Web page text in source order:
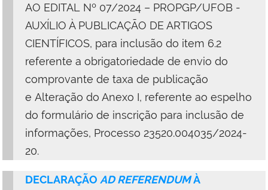
AO EDITAL Nº 07/2024 – PROPGP/UFOB -
AUXÍLIO À PUBLICAÇÃO DE ARTIGOS
CIENTÍFICOS, para inclusão do item 6.2
referente a obrigatoriedade de envio do
comprovante de taxa de publicação
e Alteração do Anexo I, referente ao espelho
do formulário de inscrição para inclusão de
informações, Processo 23520.004035/2024-
20.
DECLARAÇÃO AD REFERENDUMÀ